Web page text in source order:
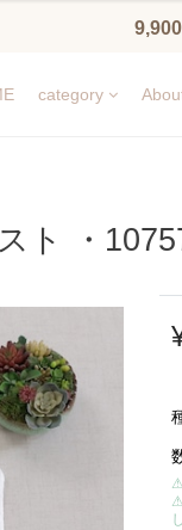
category
ト ・